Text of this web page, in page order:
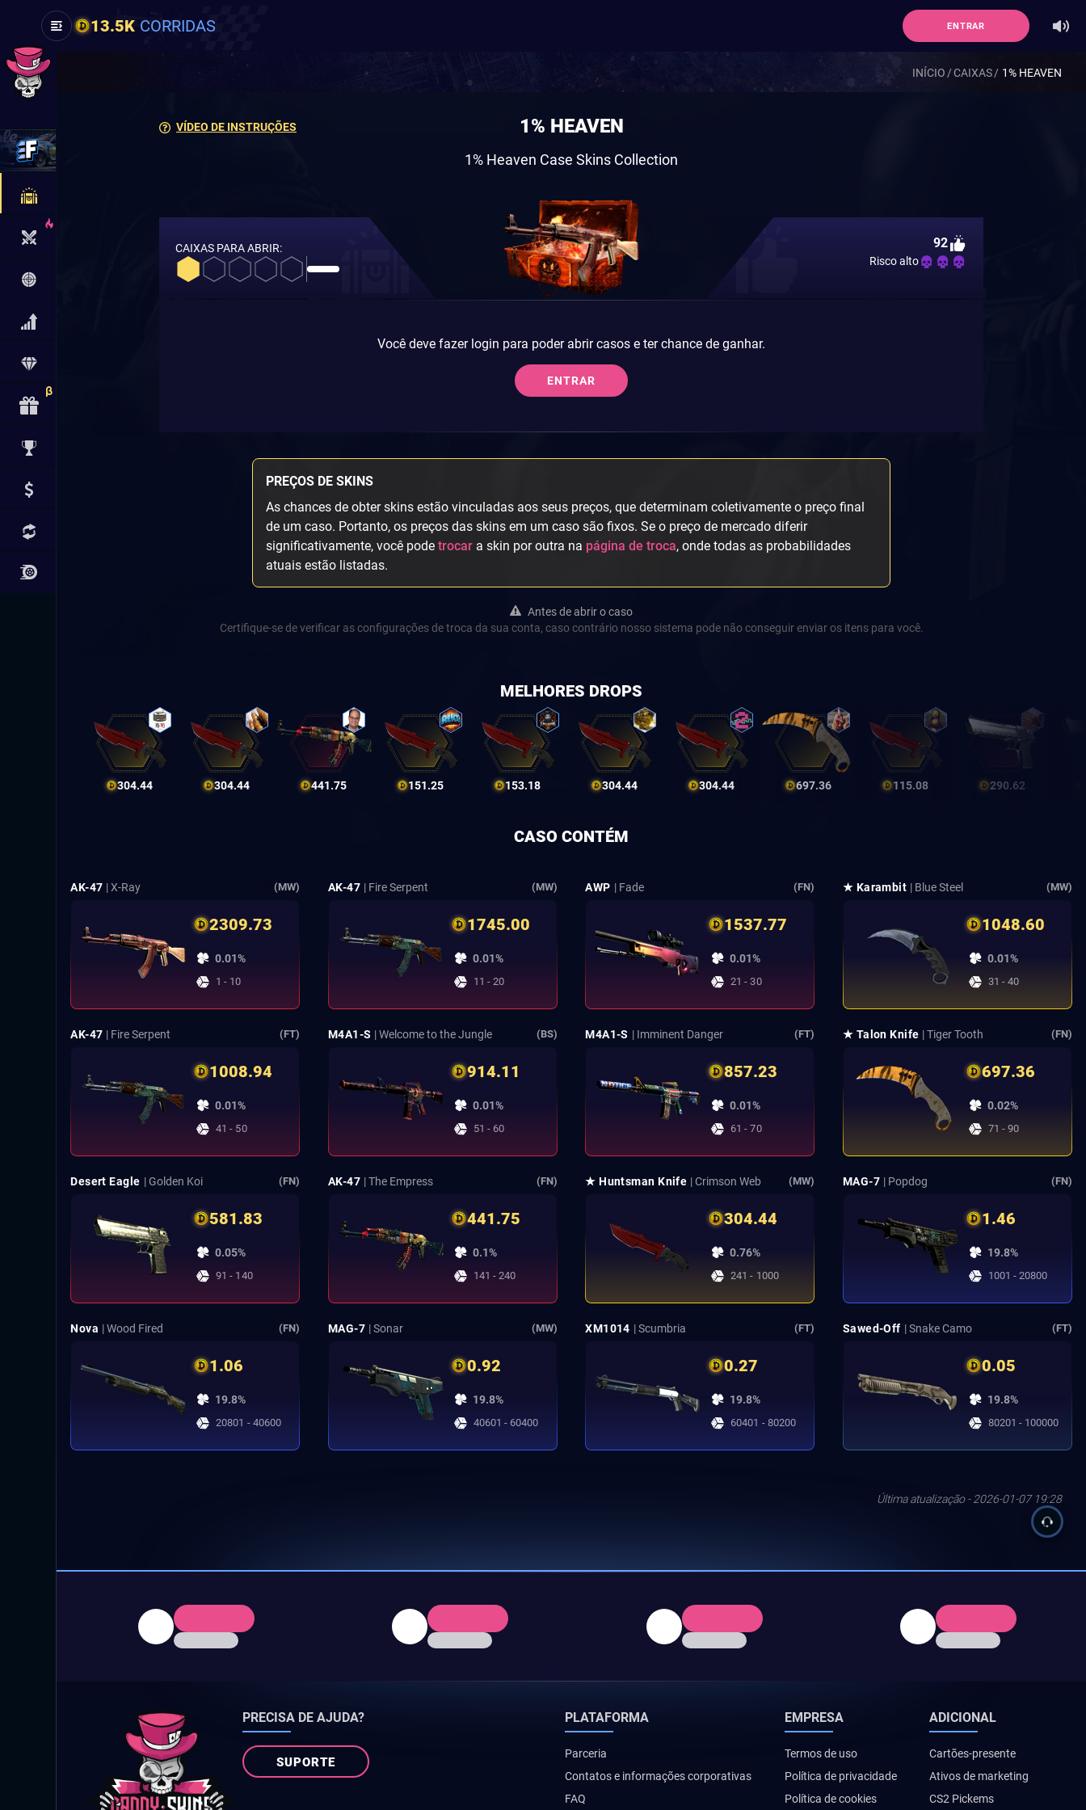
13.5K CORRIDAS ENTRAR
INÍCIO CAIXAS 1% HEAVEN
VÍDEO DE INSTRUÇÕES 1% HEAVEN
1% Heaven Case Skins Collection
CAIXAS PARA ABRIR: 92
Risco alto
Você deve fazer login para poder abrir casos e ter chance de ganhar.
ENTRAR
PREÇOS DE SKINS
As chances de obter skins estão vinculadas aos seus preços, que determinam coletivamente o preço final
de um caso. Portanto, os preços das skins em um caso são fixos. Se o preço de mercado diferir
significativamente, você pode trocar a skin por outra na página de troca, onde todas as probabilidades
atuais estão listadas.
Antes de abrir o caso
Certifique-se de verificar as configurações de troca da sua conta, caso contrário nosso sistema pode não conseguir enviar os itens para você.
MELHORES DROPS
304.44 304.44 441.75 151.25 153.18 304.44 304.44 697.36 115.08 290.62
CASO CONTÉM
AK-47 | X-Ray (MW)
2309.73
0.01%
1 - 10
AK-47 | Fire Serpent (MW)
1745.00
0.01%
11 - 20
AWP | Fade (FN)
1537.77
0.01%
21 - 30
★ Karambit | Blue Steel (MW)
1048.60
0.01%
31 - 40
AK-47 | Fire Serpent (FT)
1008.94
0.01%
41 - 50
M4A1-S | Welcome to the Jungle (BS)
914.11
0.01%
51 - 60
M4A1-S | Imminent Danger (FT)
857.23
0.01%
61 - 70
★ Talon Knife | Tiger Tooth (FN)
697.36
0.02%
71 - 90
Desert Eagle | Golden Koi (FN)
581.83
0.05%
91 - 140
AK-47 | The Empress (FN)
441.75
0.1%
141 - 240
★ Huntsman Knife | Crimson Web (MW)
304.44
0.76%
241 - 1000
MAG-7 | Popdog (FN)
1.46
19.8%
1001 - 20800
Nova | Wood Fired (FN)
1.06
19.8%
20801 - 40600
MAG-7 | Sonar (MW)
0.92
19.8%
40601 - 60400
XM1014 | Scumbria (FT)
0.27
19.8%
60401 - 80200
Sawed-Off | Snake Camo (FT)
0.05
19.8%
80201 - 100000
Última atualização - 2026-01-07 19:28
PRECISA DE AJUDA?
SUPORTE
PLATAFORMA
Parceria
Contatos e informações corporativas
FAQ
EMPRESA
Termos de uso
Política de privacidade
Política de cookies
ADICIONAL
Cartões-presente
Ativos de marketing
CS2 Pickems